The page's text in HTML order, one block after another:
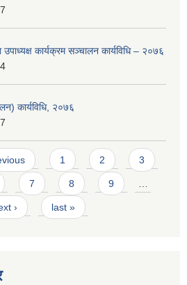
उपाध्यक्ष कार्यक्रम सञ्चालन कार्यविधि – २०७६
कार्यविधि, २०७६
1 2 3
7 8 9
› last »